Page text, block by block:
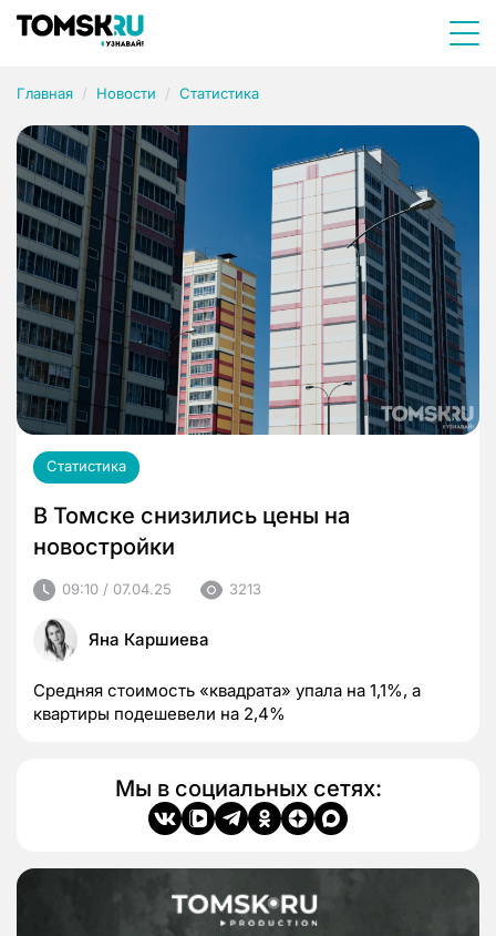
Главная Новости Статистика
Статистика
В Томске снизились цены на
новостройки
09:10 / 07.04.25 3213
Яна Каршиева
Средняя стоимость «квадрата» упала на 1,1%, а
квартиры подешевели на 2,4%
Мы в социальных сетях: